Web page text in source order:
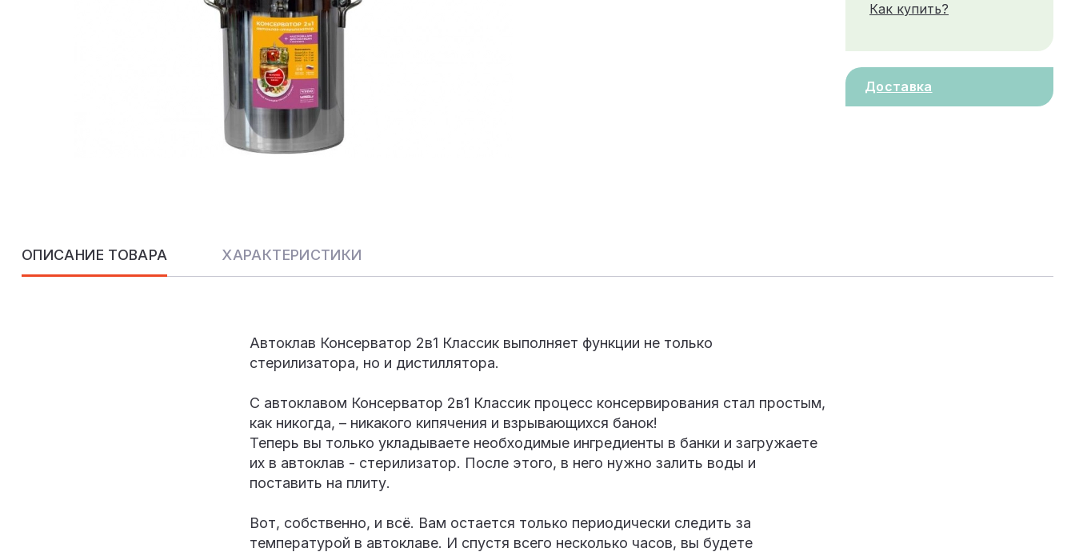
Как купить?
Доставка
ОПИСАНИЕ ТОВАРА ХАРАКТЕРИСТИКИ
Автоклав Консерватор 2в1 Классик выполняет функции не только
стерилизатора, но и дистиллятора.
С автоклавом Консерватор 2в1 Классик процесс консервирования стал простым,
как никогда, – никакого кипячения и взрывающихся банок!
Теперь вы только укладываете необходимые ингредиенты в банки и загружаете
их в автоклав - стерилизатор. После этого, в него нужно залить воды и
поставить на плиту.
Вот, собственно, и всё. Вам остается только периодически следить за
температурой в автоклаве. И спустя всего несколько часов, вы будете